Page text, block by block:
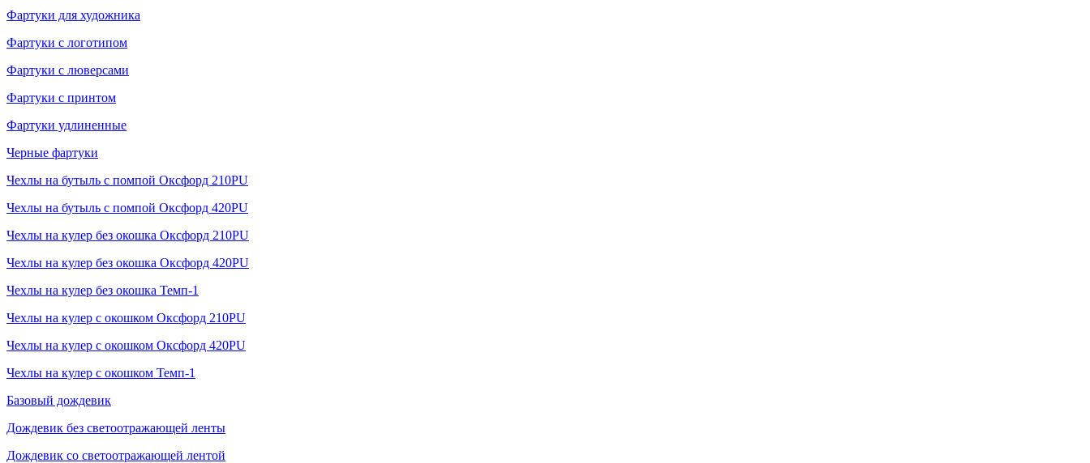
Фартуки для художника
Фартуки с логотипом
Фартуки с люверсами
Фартуки с принтом
Фартуки удлиненные
Черные фартуки
Чехлы на бутыль с помпой Оксфорд 210PU
Чехлы на бутыль с помпой Оксфорд 420PU
Чехлы на кулер без окошка Оксфорд 210PU
Чехлы на кулер без окошка Оксфорд 420PU
Чехлы на кулер без окошка Темп-1
Чехлы на кулер с окошком Оксфорд 210PU
Чехлы на кулер с окошком Оксфорд 420PU
Чехлы на кулер с окошком Темп-1
Базовый дождевик
Дождевик без светоотражающей ленты
Дождевик со светоотражающей лентой